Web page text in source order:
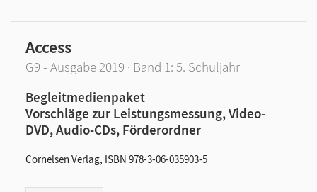
Access
G9 - Ausgabe 2019 · Band 1: 5. Schuljahr
Begleitmedienpaket
Vorschläge zur Leistungsmessung, Video-
DVD, Audio-CDs, Förderordner
Cornelsen Verlag, ISBN 978-3-06-035903-5